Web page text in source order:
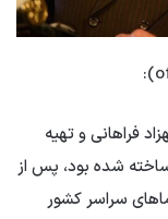
فراهانی و تهیه
شهرام گیل آبادی که در تابستان 1400 ساخته شده بود، پس از
سراسر کشور